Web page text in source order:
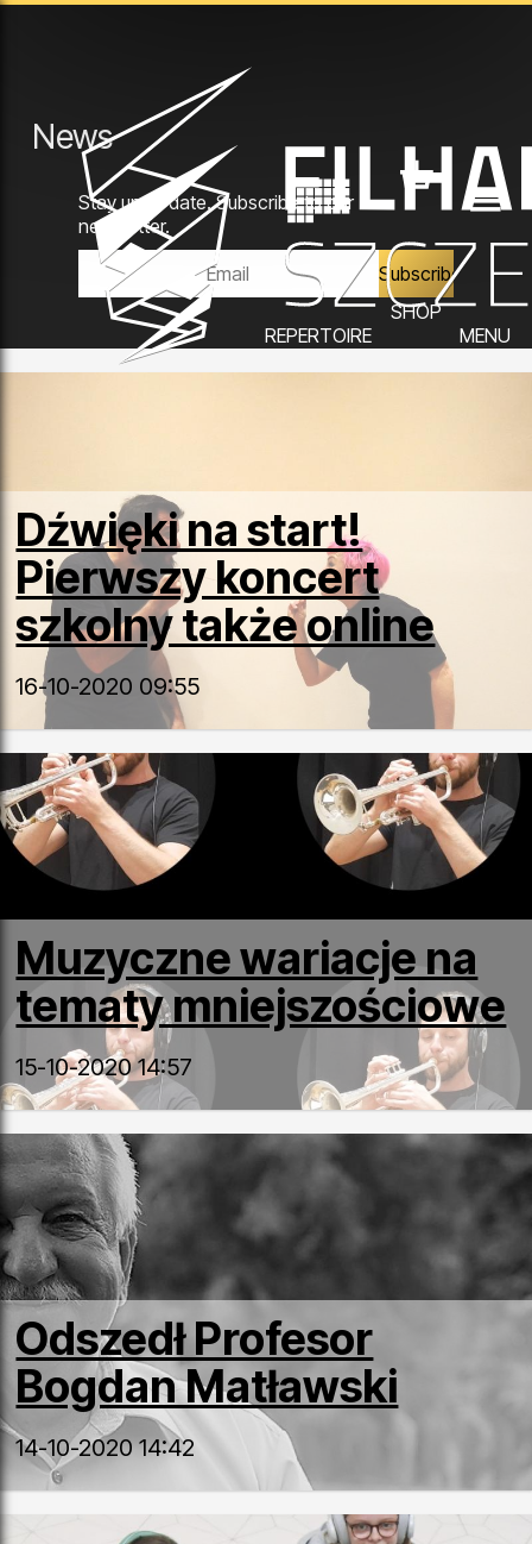
REPERTOIRE
SHOP
MENU
News
Stay up to date. Subscribe to our
newsletter.
Dźwięki na start!
Pierwszy koncert
szkolny także online
16-10-2020 09:55
Muzyczne wariacje na
tematy mniejszościowe
15-10-2020 14:57
Odszedł Profesor
Bogdan Matławski
14-10-2020 14:42